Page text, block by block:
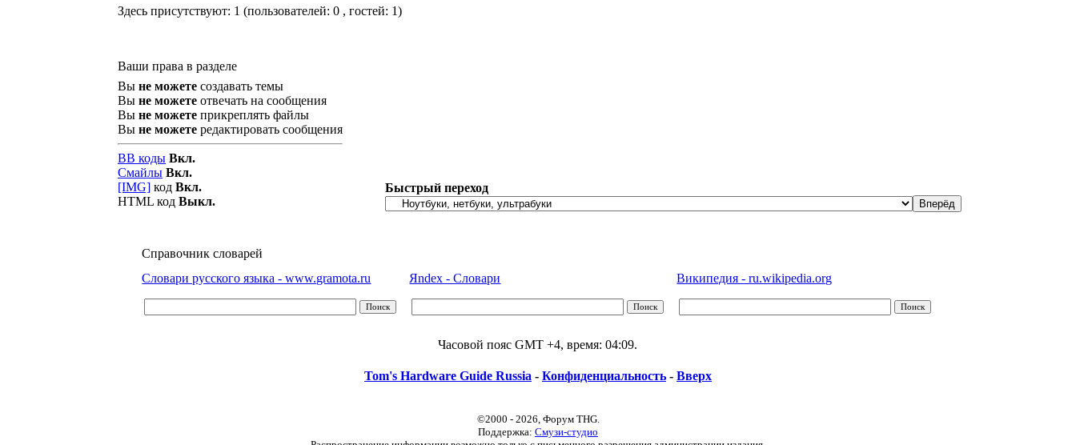
Здесь присутствуют: 1 (пользователей: 0 , гостей: 1)
Ваши права в разделе
Вы не можетесоздавать темы
Вы не можетеотвечать на сообщения
Вы не можетеприкреплять файлы
Вы не можетередактировать сообщения
BB коды Вкл.
Смайлы Вкл.
[IMG]код Вкл.
HTML код Выкл.
Быстрый переход
Справочник словарей
Словари русского языка - www.gramota.ru
Яndex - Словари Википедия - ru.wikipedia.org
Часовой пояс GMT +4, время:04:09.
Tom's Hardware Guide Russia - Конфиденциальность - Вверх
©2000 - 2026, Форум THG.
Поддержка: Смузи-студио